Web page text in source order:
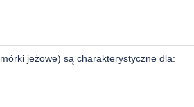
jeżowe) są charakterystyczne dla: